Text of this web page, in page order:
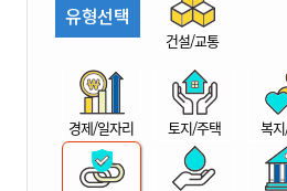
시
산
유형선택
건설/교통
경제/일자리 토지/주택 복